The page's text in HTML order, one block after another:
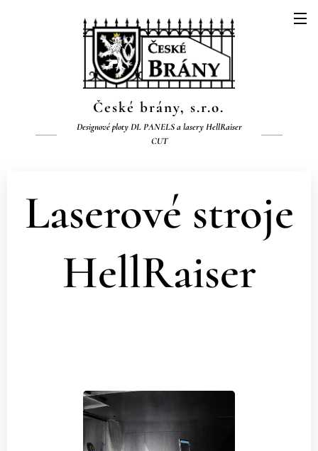
České brány, s.r.o.
Designové ploty DL PANELS a lasery HellRaiser
CUT
Laserové stroje
HellRaiser